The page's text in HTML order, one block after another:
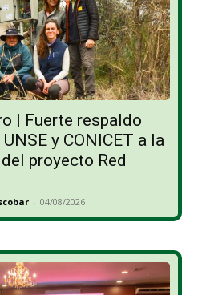
| Fuerte respaldo
y CONICET a la
proyecto Red
- 04/08/2026